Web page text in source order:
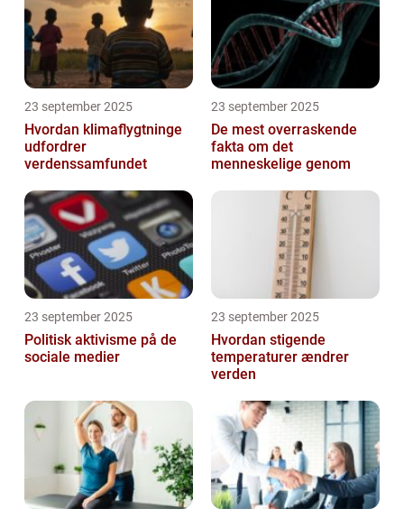
23 september 2025
Hvordan klimaflygtninge
udfordrer
verdenssamfundet
23 september 2025
De mest overraskende
fakta om det
menneskelige genom
23 september 2025
Politisk aktivisme på de
sociale medier
23 september 2025
Hvordan stigende
temperaturer ændrer
verden